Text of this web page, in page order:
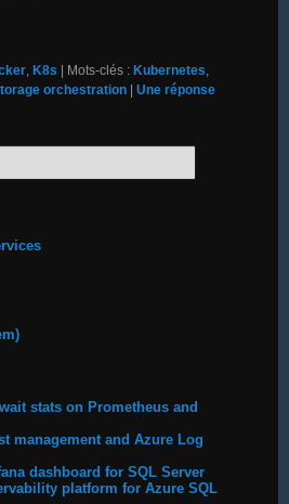
, K8s Mots-clés : Kubernetes,
orchestration Uneréponse
stats on Prometheus and
management and Azure Log
dashboard for SQL Server
platform for Azure SQL